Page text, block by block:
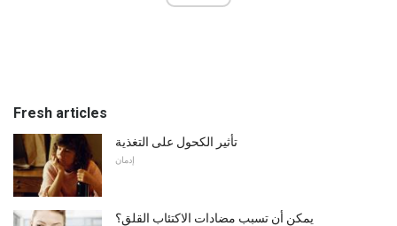
Fresh articles
تأثير الكحول على التغذية
إدمان
يمكن أن تسبب مضادات الاكتئاب القلق؟